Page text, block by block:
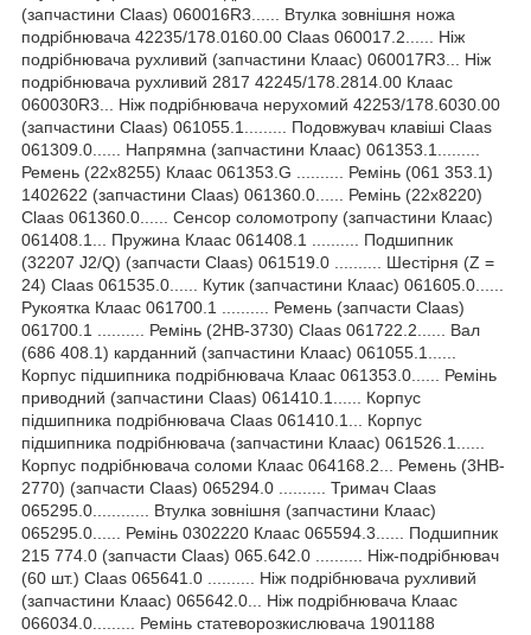
(запчастини Claas) 060016R3...... Втулка зовнішня ножа
подрібнювача 42235/178.0160.00 Claas 060017.2...... Ніж
подрібнювача рухливий (запчастини Клаас) 060017R3... Ніж
подрібнювача рухливий 2817 42245/178.2814.00 Клаас
060030R3... Ніж подрібнювача нерухомий 42253/178.6030.00
(запчастини Claas) 061055.1......... Подовжувач клавіші Claas
061309.0...... Напрямна (запчастини Клаас) 061353.1.........
Ремень (22x8255) Клаас 061353.G .......... Ремінь (061 353.1)
1402622 (запчастини Claas) 061360.0...... Ремінь (22х8220)
Claas 061360.0...... Сенсор соломотропу (запчастини Клаас)
061408.1... Пружина Клаас 061408.1 .......... Подшипник
(32207 J2/Q) (запчасти Claas) 061519.0 .......... Шестірня (Z =
24) Claas 061535.0...... Кутик (запчастини Клаас) 061605.0......
Рукоятка Клаас 061700.1 .......... Ремень (запчасти Claas)
061700.1 .......... Ремінь (2HB-3730) Claas 061722.2...... Вал
(686 408.1) карданний (запчастини Клаас) 061055.1......
Корпус підшипника подрібнювача Клаас 061353.0...... Ремінь
приводний (запчастини Claas) 061410.1...... Корпус
підшипника подрібнювача Claas 061410.1... Корпус
підшипника подрібнювача (запчастини Клаас) 061526.1......
Корпус подрібнювача соломи Клаас 064168.2... Ремень (3HB-
2770) (запчасти Claas) 065294.0 .......... Тримач Claas
065295.0............ Втулка зовнішня (запчастини Клаас)
065295.0...... Ремінь 0302220 Клаас 065594.3...... Подшипник
215 774.0 (запчасти Claas) 065.642.0 .......... Ніж-подрібнювач
(60 шт.) Claas 065641.0 .......... Ніж подрібнювача рухливий
(запчастини Клаас) 065642.0... Ніж подрібнювача Клаас
066034.0......... Ремінь статеворозкислювача 1901188